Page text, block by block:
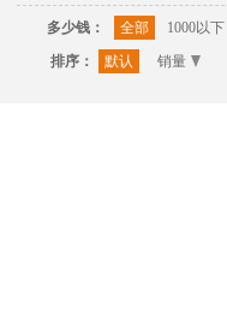
多少钱： 全部 1000以下
排序：
默认 销量